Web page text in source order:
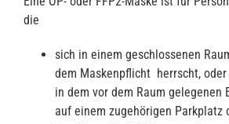
die
sich in einem geschlossenen
dem Maskenpflicht herrscht,
in dem vor dem Raum gelegenen
auf einem zugehörigen Parkplatz